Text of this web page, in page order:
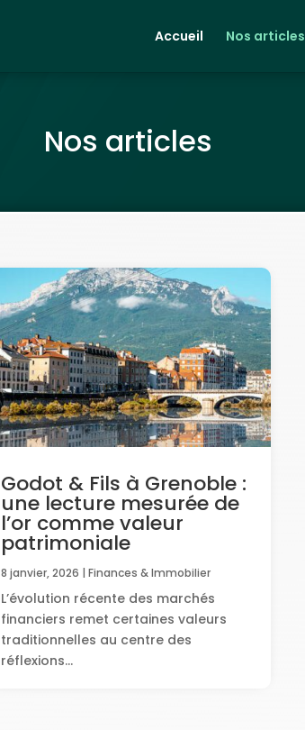
Accueil Nos articles
Nos articles
Godot & Fils à Grenoble :
une lecture mesurée de
l’or comme valeur
patrimoniale
8 janvier, 2026 |Finances & Immobilier
L’évolution récente des marchés
financiers remet certaines valeurs
traditionnelles au centre des
réflexions...